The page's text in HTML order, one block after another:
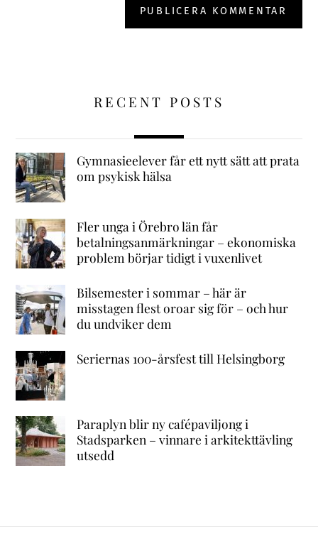
RECENT POSTS
Gymnasieelever får ett nytt sätt att prata
om psykisk hälsa
Fler unga i Örebro län får
betalningsanmärkningar – ekonomiska
problem börjar tidigt i vuxenlivet
Bilsemester i sommar – här är
misstagen flest oroar sig för – och hur
du undviker dem
Seriernas 100-årsfest till Helsingborg
Paraplyn blir ny cafépaviljong i
Stadsparken – vinnare i arkitekttävling
utsedd